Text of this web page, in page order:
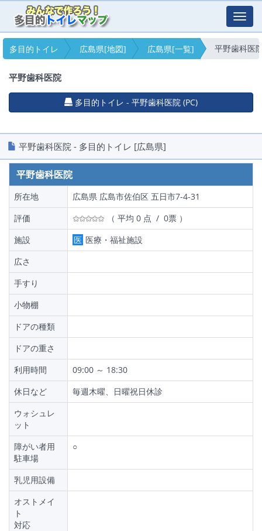
多目的トイレ
広島県[地図] 広島県[一覧] 平野歯科医
平野歯科医院
多目的トイレ - 平野歯科医院 (PC)
平野歯科医院 - 多目的トイレ [広島県]
平野歯科医院
所在地
広島県 広島市佐伯区 五日市7-4-31
評価
（ 平均 0 点 / 0票 ）
施設
医 医療・福祉施設
広さ
手すり
小物棚
ドアの種類
ドアの重さ
利用時間
09:00 ～ 18:30
休日など
毎週木曜、日曜祝日休診
ウォシュレ
ット
障がい者用
駐車場
○
乳児用設備
オストメイ
ト
対応